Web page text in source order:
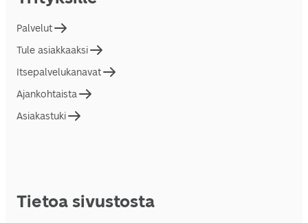
Palvelut
Tule asiakkaaksi
Itsepalvelukanavat
Ajankohtaista
Asiakastuki
Tietoa sivustosta